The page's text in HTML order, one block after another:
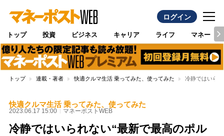
ログイン
トップ 投資 ビジネス キャリア ライフ マネー
トップ 連載・著者 快適クルマ生活 乗ってみた、使ってみた 冷静ではいら
快適クルマ生活 乗ってみた、使ってみた
2023.06.17 15:00 マネーポストWEB
冷静ではいられない“最新で最高のポル